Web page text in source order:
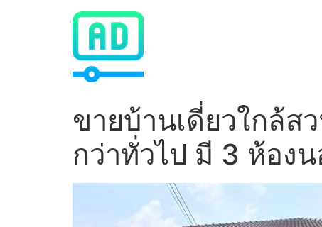
ขายบ้านเดี่ยวใกล้ส
กว่าทั่วไป มี 3 ห้อง